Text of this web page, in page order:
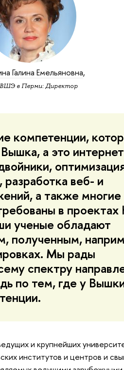
Галина Емельяновна,
в Перми: Директор
компетенции,
а это интернет
веб- и
а также многие
в
ученые обладают
полученным,
Мы рады
спектру
по тем, где у
и крупнейших
институтов и центров и